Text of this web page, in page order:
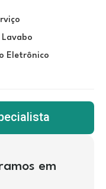
Lavabo
Eletrônico
em